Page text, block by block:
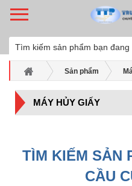
Sản phẩm
MÁY HỦY GIẤY
TÌM KIẾM SẢN
CẦU